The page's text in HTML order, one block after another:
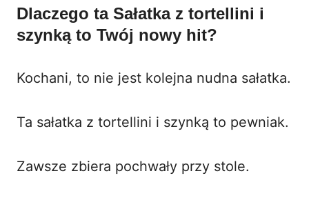
Dlaczego ta Sałatka z tortellini i
szynką to Twój nowy hit?
Kochani, to nie jest kolejna nudna sałatka.
Ta sałatka z tortellini i szynką to pewniak.
Zawsze zbiera pochwały przy stole.